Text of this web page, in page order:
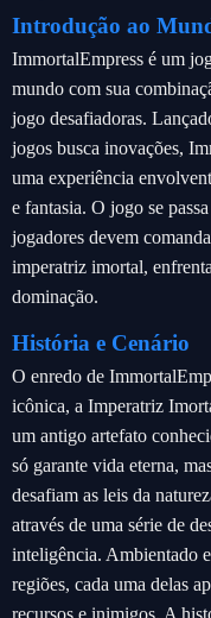
Introdução ao
ImmortalEmpress é um
mundo com sua
jogo desafiadoras.
jogos busca inovações,
uma experiência
e fantasia. O jogo se
jogadores devem
imperatriz imortal,
dominação.
História e Cenário
O enredo de
icônica, a Imperatriz
um antigo artefato
só garante vida eterna,
desafiam as leis da
através de uma série de
inteligência. Ambientado
regiões, cada uma delas
recursos e inimigos. A